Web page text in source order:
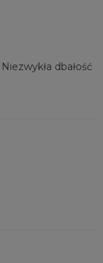
dbałość